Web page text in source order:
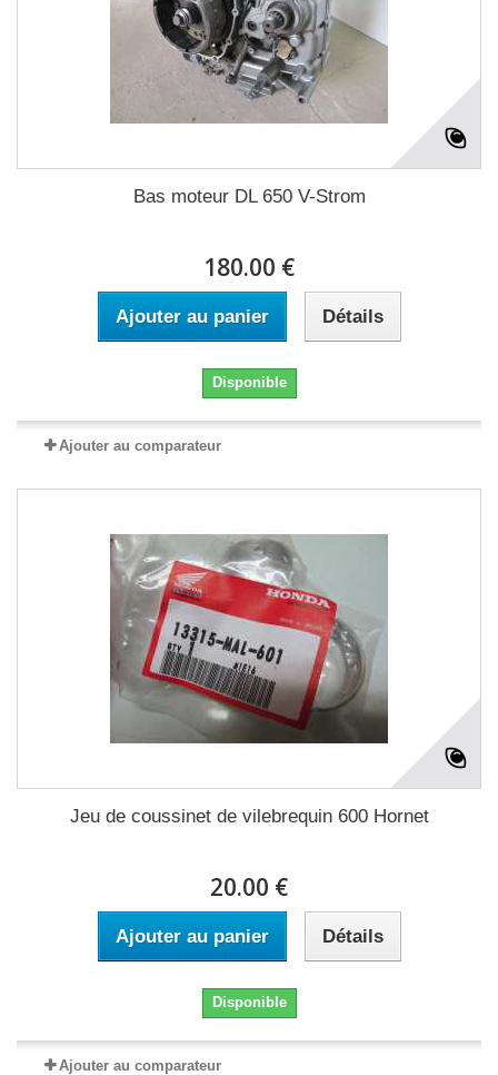
Bas moteur DL 650 V-Strom
180.00 €
Ajouter au panier Détails
Disponible
Ajouter au comparateur
Jeu de coussinet de vilebrequin 600 Hornet
20.00 €
Ajouter au panier Détails
Disponible
Ajouter au comparateur